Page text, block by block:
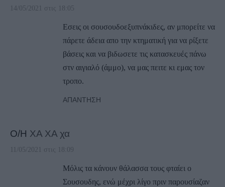
14/05/2021 στις 18:05
Εσεις οι σουσουδοεξυπνάκιδες, αν μπορείτε να
πάρετε άδεια απο την κτηματική για να ρίξετε
βάσεις και να βιδωσετε τις κατασκευές πάνω
στν αιγιαλό (άμμο), να μας πειτε κι εμας τον
τροπο.
ΑΠΆΝΤΗΣΗ
Ο/Η ΧΑ ΧΑ χα
11/05/2021 στις 18:09
Μόλις τα κάνουν θάλασσα τους φταίει ο
Σουσουδης, ενώ μέχρι λίγο πριν παρουσίαζαν